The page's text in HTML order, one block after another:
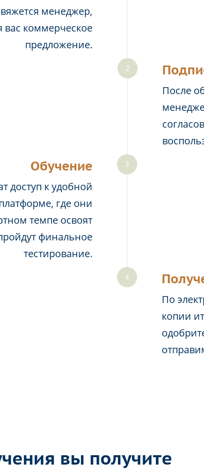
менеджер,
вас коммерческое
предложение.
После
Обучение
доступ к удобной
где они
темпе освоят
финальное
тестирование.
По
копии
вы получите